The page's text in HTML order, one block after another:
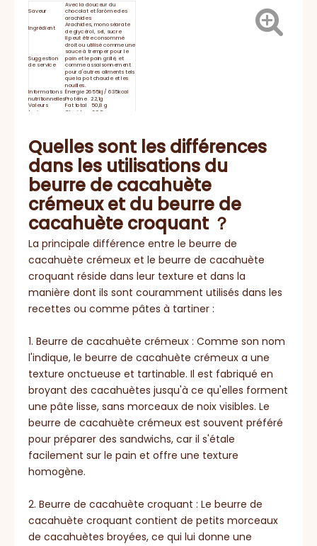
Saveur
Avec la douceur du
chocolat et l'arôme des
arachides
Ingrédient Arachides, monoséarate
de glycérol, sel, sucre
Suggestion
de service
Il peut être consommé
droit ou utilisé comme une
sauce à tremper pour le
pain et le pain grillé, et
comme assaisonnement
pour d'autres aliments tels
que la pot chaude et les
nouilles.
Informations
nutritionnelles
Valeurs
typiques par
Énergie 2655kj / 635kcal
Protéine 22,1g
Fat total 50,8 g
Glucides 23,5 g
STOCKAGE:
Gardez à température
ambiante et le stockage
de l'humidité. Veuillez
fermer après l'utilisation
de l'ouverture ， et stocker
dans un endroit frais et
Certificat
HACCP, BRC, IFS, Halal,
casher, ISO
Quelles sont les différences
dans les utilisations du
beurre de cacahuète
crémeux et du beurre de
cacahuète croquant ？
La principale différence entre le beurre de
cacahuète crémeux et le beurre de cacahuète
croquant réside dans leur texture et dans la
manière dont ils sont couramment utilisés dans les
recettes ou comme pâtes à tartiner :
1. Beurre de cacahuète crémeux : Comme son nom
l'indique, le beurre de cacahuète crémeux a une
texture onctueuse et tartinable. Il est fabriqué en
broyant des cacahuètes jusqu'à ce qu'elles forment
une pâte lisse, sans morceaux de noix visibles. Le
beurre de cacahuète crémeux est souvent préféré
pour préparer des sandwichs, car il s'étale
facilement sur le pain et offre une texture
homogène.
2. Beurre de cacahuète croquant : Le beurre de
cacahuète croquant contient de petits morceaux
de cacahuètes broyées, ce qui lui donne une